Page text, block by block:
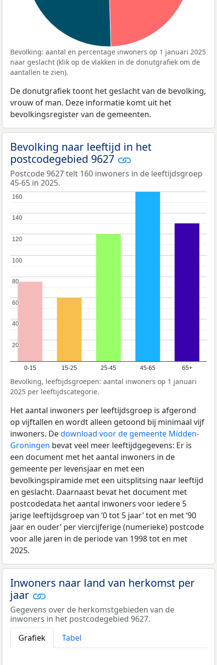
Bevolking: aantal en percentage inwoners op 1 januari 2025
naar geslacht (klik op de vlakken in de donutgrafiek om de
aantallen te zien).
De donutgrafiek toont het geslacht van de bevolking,
vrouw of man. Deze informatie komt uit het
bevolkingsregister van de gemeenten.
Bevolking naar leeftijd in het
postcodegebied 9627
Postcode 9627 telt 160 inwoners in de leeftijdsgroep
45-65 in 2025.
0-15 15-25 25-45 45-65 65+
20
20
40
40
60
60
80
80
100
100
120
120
140
140
160
160
Bevolking, leeftijdsgroepen: aantal inwoners op 1 januari
2025 per leeftijdscategorie.
Het aantal inwoners per leeftijdsgroep is afgerond
op vijftallen en wordt alleen getoond bij minimaal vijf
inwoners. Dedownload voor de gemeente Midden-
Groningen bevat veel meer leeftijdgegevens: Er is
een document met het aantal inwoners in de
gemeente per levensjaar en met een
bevolkingspiramide met een uitsplitsing naar leeftijd
en geslacht. Daarnaast bevat het document met
postcodedata het aantal inwoners voor iedere 5
jarige leeftijdsgroep van ‘0 tot 5 jaar’ tot en met ‘90
jaar en ouder’ per viercijferige (numerieke) postcode
voor alle jaren in de periode van 1998 tot en met
2025.
Inwoners naar land van herkomst per
jaar
Gegevens over de herkomstgebieden van de
inwoners in het postcodegebied 9627.
Grafiek
Tabel